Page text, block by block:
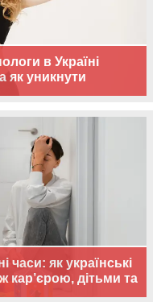
в Україні
як уникнути
часи: як українські
кар’єрою, дітьми та